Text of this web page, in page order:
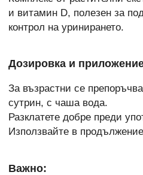
и витамин D, полезен за
контрол на уринирането.
Дозировка и
За възрастни се
сутрин, с чаша вода.
Разклатете добре преди
Използвайте в
Важно: